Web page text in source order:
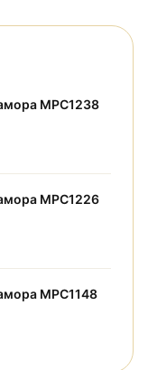
Памятник из серого мрамора МРС1238
Памятник из серого мрамора МРС1226
Памятник из серого мрамора МРС1148